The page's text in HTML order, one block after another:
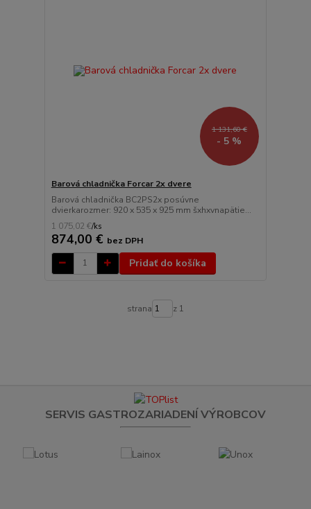
1 131,60 €
- 5 %
Barová chladnička Forcar 2x dvere
Barová chladnička BC2PS2x posúvne
dvierkarozmer: 920 x 535 x 925 mm šxhxvnapätie...
1 075,02 €/ks
874,00 € bez DPH
Pridať do košíka
strana z 1
SERVIS GASTROZARIADENÍ VÝROBCOV